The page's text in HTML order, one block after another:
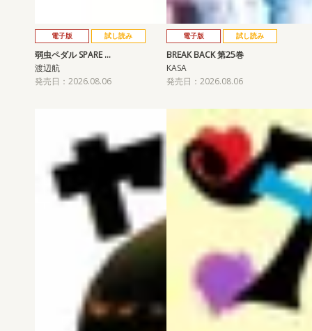
電子版 試し読み
弱虫ペダル SPARE …
渡辺航
発売日：2026.08.06
電子版 試し読み
BREAK BACK 第25巻
KASA
発売日：2026.08.06